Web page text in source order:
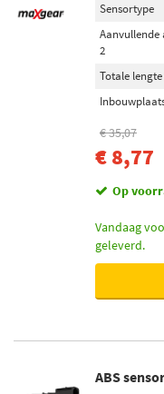
Sensortype
2
Totale
€ 35,07
€ 8,77
Op
Vandaag
geleverd.
ABS